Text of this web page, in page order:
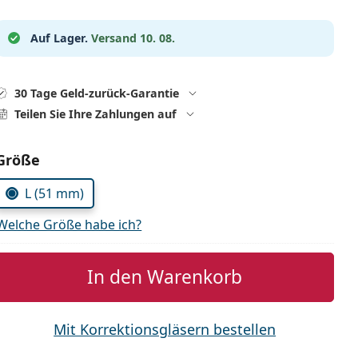
Auf Lager. Versand 10. 08.
30 Tage Geld-zurück-Garantie
Teilen Sie Ihre Zahlungen auf
wählen
L (51 mm)
Größe habe ich?
In den Warenkorb
Mit Korrektionsgläsern bestellen